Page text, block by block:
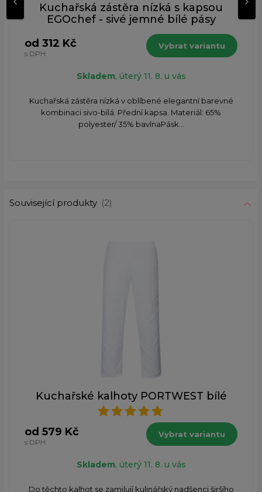
Kuchařská zástěra nízká s kapsou
EGOchef - sivé jemné bílé pásy
od 312 Kč
s DPH
Vybrat variantu
Skladem, úterý 11. 8. u vás
Kuchařská zástěra nízká v oblíbené elegantní barevné
kombinaci sivo-bílá. Přední kapsa. Materiál: 65%
polyester/ 35% bavlnaPásk...
Související produkty (2)
Kuchařské kalhoty PORTWEST bílé
od 579 Kč
s DPH
Vybrat variantu
Skladem, úterý 11. 8. u vás
Do těchto kalhot se zamilují kulinářský nadšenci širšího